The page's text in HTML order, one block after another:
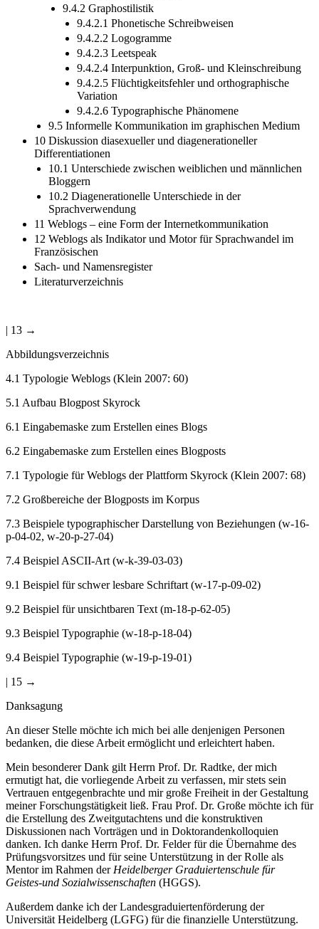
9.4.2 Graphostilistik
9.4.2.1 Phonetische Schreibweisen
9.4.2.2 Logogramme
9.4.2.3 Leetspeak
9.4.2.4 Interpunktion, Groß- und Kleinschreibung
9.4.2.5 Flüchtigkeitsfehler und orthographische
Variation
9.4.2.6 Typographische Phänomene
9.5 Informelle Kommunikation im graphischen Medium
10 Diskussion diasexueller und diagenerationeller
Differentiationen
10.1 Unterschiede zwischen weiblichen und männlichen
Bloggern
10.2 Diagenerationelle Unterschiede in der
Sprachverwendung
11 Weblogs – eine Form der Internetkommunikation
12 Weblogs als Indikator und Motor für Sprachwandel im
Französischen
Sach- und Namensregister
Literaturverzeichnis
| 13 →
Abbildungsverzeichnis
4.1 Typologie Weblogs (Klein 2007: 60)
5.1 Aufbau Blogpost Skyrock
6.1 Eingabemaske zum Erstellen eines Blogs
6.2 Eingabemaske zum Erstellen eines Blogposts
7.1 Typologie für Weblogs der Plattform Skyrock (Klein 2007: 68)
7.2 Großbereiche der Blogposts im Korpus
7.3 Beispiele typographischer Darstellung von Beziehungen (w-16-
p-04-02, w-20-p-27-04)
7.4 Beispiel ASCII-Art (w-k-39-03-03)
9.1 Beispiel für schwer lesbare Schriftart (w-17-p-09-02)
9.2 Beispiel für unsichtbaren Text (m-18-p-62-05)
9.3 Beispiel Typographie (w-18-p-18-04)
9.4 Beispiel Typographie (w-19-p-19-01)
| 15 →
Danksagung
An dieser Stelle möchte ich mich bei alle denjenigen Personen
bedanken, die diese Arbeit ermöglicht und erleichtert haben.
Mein besonderer Dank gilt Herrn Prof. Dr. Radtke, der mich
ermutigt hat, die vorliegende Arbeit zu verfassen, mir stets sein
Vertrauen entgegenbrachte und mir große Freiheit in der Gestaltung
meiner Forschungstätigkeit ließ. Frau Prof. Dr. Große möchte ich für
die Erstellung des Zweitgutachtens und die konstruktiven
Diskussionen nach Vorträgen und in Doktorandenkolloquien
danken. Ich danke Herrn Prof. Dr. Felder für die Übernahme des
Prüfungsvorsitzes und für seine Unterstützung in der Rolle als
Mentor im Rahmen der Heidelberger Graduiertenschule für
Geistes-und Sozialwissenschaften (HGGS).
Außerdem danke ich der Landesgraduiertenförderung der
Universität Heidelberg (LGFG) für die finanzielle Unterstützung.